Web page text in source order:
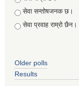
सेवा सन्तोषजनक छ।
सेवा प्रवाह राम्रो छैन।
Older polls
Results